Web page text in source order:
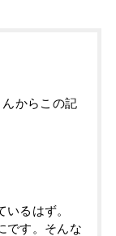
からこの記
るはず。
です。そんな